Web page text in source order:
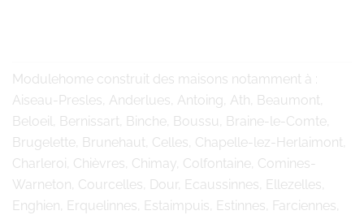
Modulehome construit des maisons notamment à :
Aiseau-Presles, Anderlues, Antoing, Ath, Beaumont,
Beloeil, Bernissart, Binche, Boussu, Braine-le-Comte,
Brugelette, Brunehaut, Celles, Chapelle-lez-Herlaimont,
Charleroi, Chièvres, Chimay, Colfontaine, Comines-
Warneton, Courcelles, Dour, Ecaussinnes, Ellezelles,
Enghien, Erquelinnes, Estaimpuis, Estinnes, Farciennes,